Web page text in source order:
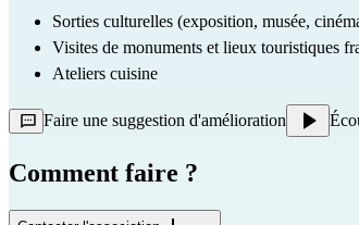
Sorties culturelles (exposition, musée,
Visites de monuments et lieux touristiques
Ateliers cuisine
Faire une suggestion d'amélioration
Comment faire ?